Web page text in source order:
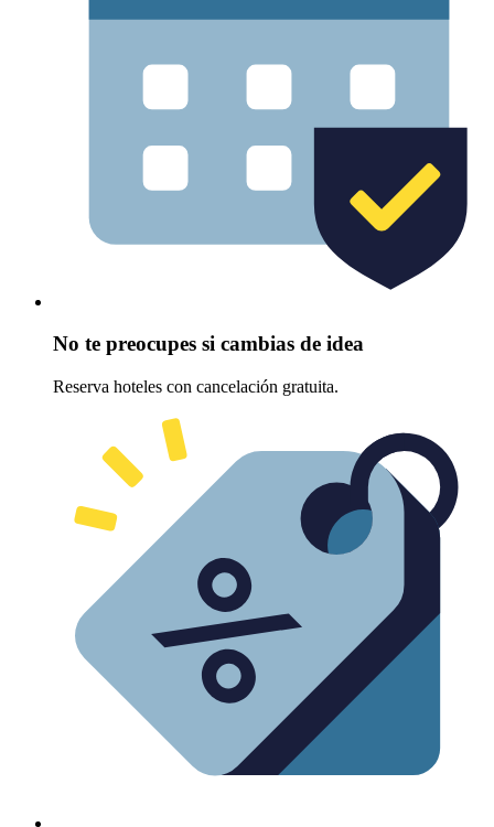
No te preocupes si cambias de idea
Reserva hoteles con cancelación gratuita.